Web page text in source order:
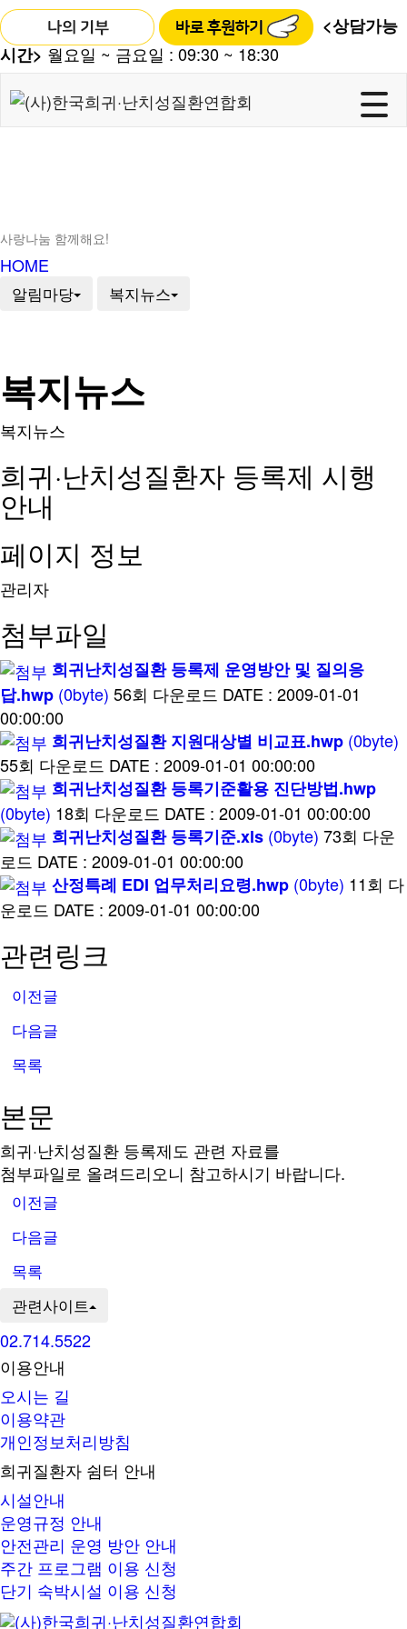
<상담가능
시간>월요일 ~ 금요일 : 09:30 ~ 18:30
사랑나눔 함께해요!
HOME
알림마당 복지뉴스
복지뉴스
복지뉴스
희귀·난치성질환자 등록제 시행
안내
페이지 정보
관리자
첨부파일
희귀난치성질환 등록제 운영방안 및 질의응
답.hwp (0byte) 56회 다운로드 DATE : 2009-01-01
00:00:00
희귀난치성질환 지원대상별 비교표.hwp (0byte)
55회 다운로드 DATE : 2009-01-01 00:00:00
희귀난치성질환 등록기준활용 진단방법.hwp
(0byte) 18회 다운로드 DATE : 2009-01-01 00:00:00
희귀난치성질환 등록기준.xls (0byte) 73회 다운
로드 DATE : 2009-01-01 00:00:00
산정특례 EDI 업무처리요령.hwp (0byte) 11회 다
운로드 DATE : 2009-01-01 00:00:00
관련링크
이전글
다음글
목록
본문
희귀·난치성질환 등록제도 관련 자료를
첨부파일로 올려드리오니 참고하시기 바랍니다.
이전글
다음글
목록
관련사이트
02.714.5522
이용안내
오시는 길
이용약관
개인정보처리방침
희귀질환자 쉼터 안내
시설안내
운영규정 안내
안전관리 운영 방안 안내
주간 프로그램 이용 신청
단기 숙박시설 이용 신청